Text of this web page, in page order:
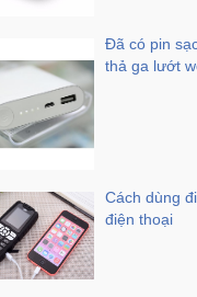
Đã có pin
thả ga lướt
Cách dùng
điện thoại